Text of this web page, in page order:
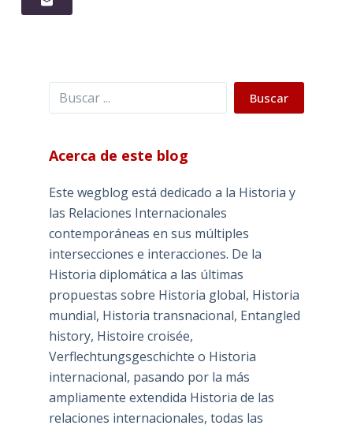
Buscar Buscar
Acerca de este blog
Este wegblog está dedicado a la Historia y
las Relaciones Internacionales
contemporáneas en sus múltiples
intersecciones e interacciones. De la
Historia diplomática a las últimas
propuestas sobre Historia global, Historia
mundial, Historia transnacional, Entangled
history, Histoire croisée,
Verflechtungsgeschichte o Historia
internacional, pasando por la más
ampliamente extendida Historia de las
relaciones internacionales, todas las